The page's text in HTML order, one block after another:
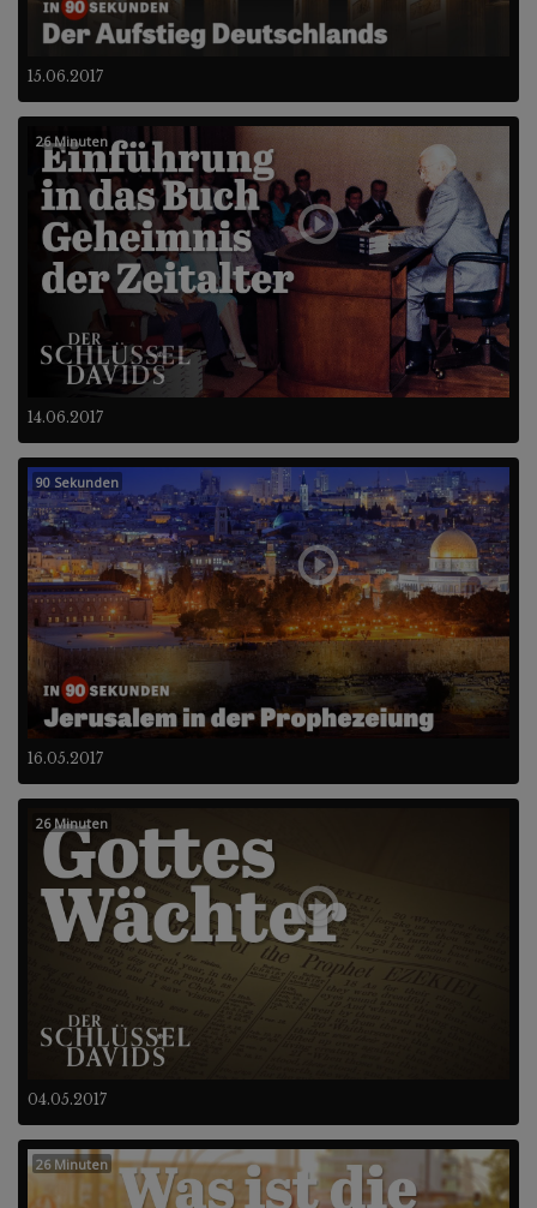
15.06.2017
14.06.2017
26 Minuten
16.05.2017
90 Sekunden
04.05.2017
26 Minuten
26 Minuten